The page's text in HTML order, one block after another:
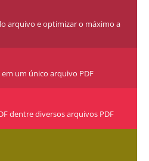
arquivo e optimizar o máximo a
em um único arquivo PDF
dentre diversos arquivos PDF